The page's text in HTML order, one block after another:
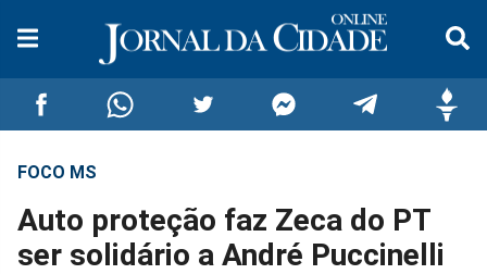
Compartilhar
no
Compartilhar
no
no
no
no
no
FOCO MS
Auto proteção faz Zeca do PT
ser solidário a André Puccinelli